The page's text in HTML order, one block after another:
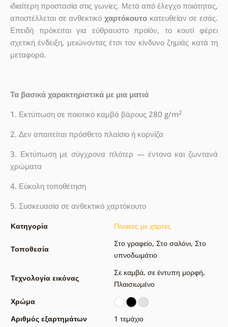
ιδιαίτερη προστασία στις γωνίες. Μετά από έλεγχο ποιότητας,
αποστέλλεται σε ανθεκτικό χαρτόκουτο κατευθείαν σε εσάς.
Επειδή πρόκειται για εύθραυστο προϊόν, το κουτί φέρει
σχετική ένδειξη, μειώνοντας έτσι τον κίνδυνο ζημιάς κατά τη
μεταφορά.
Τα βασικά χαρακτηριστικά με μια ματιά
1. Εκτύπωση σε ποιοτικό καμβά βάρους 280 g/m2
2. Δεν απαιτείται πρόσθετο πλαίσιο ή κορνίζα
3. Εκτύπωση με σύγχρονα πλότερ — έντονα και ζωντανά
χρώματα
4. Εύκολη τοποθέτηση
5. Συσκευασία σε ανθεκτικό χαρτόκουτο
Κατηγορία Πίνακες με χάρτες
Τοποθεσία
Στο γραφείο, Στο σαλόνι, Στο
υπνοδωμάτιο
Τεχνολογία εικόνας
Σε καμβά, σε έντυπη μορφή,
Πλαισιωμένο
Χρώμα
Αριθμός εξαρτημάτων
1 τεμάχιο